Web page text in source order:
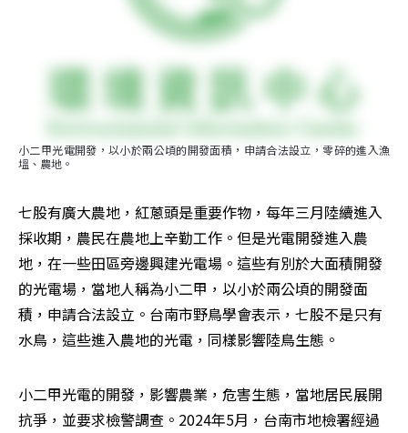
小二甲光電開發，以小於兩公頃的開發面積，申請合法設立，零碎的進入漁
塭、農地。
七股有廣大農地，紅蔥頭是重要作物，每年三月陸續進入
採收期，農民在農地上辛勤工作。但是光電開發進入農
地，在一些田區旁邊興建光電場。這些有別於大面積開發
的光電場，當地人稱為小二甲，以小於兩公頃的開發面
積，申請合法設立。台南市野鳥學會表示，七股不是只有
水鳥，這些進入農地的光電，同樣影響陸鳥生態。
小二甲光電的開發，影響農業，危害生態，當地居民展開
抗爭，並要求檢警調查。2024年5月，台南市地檢署經過